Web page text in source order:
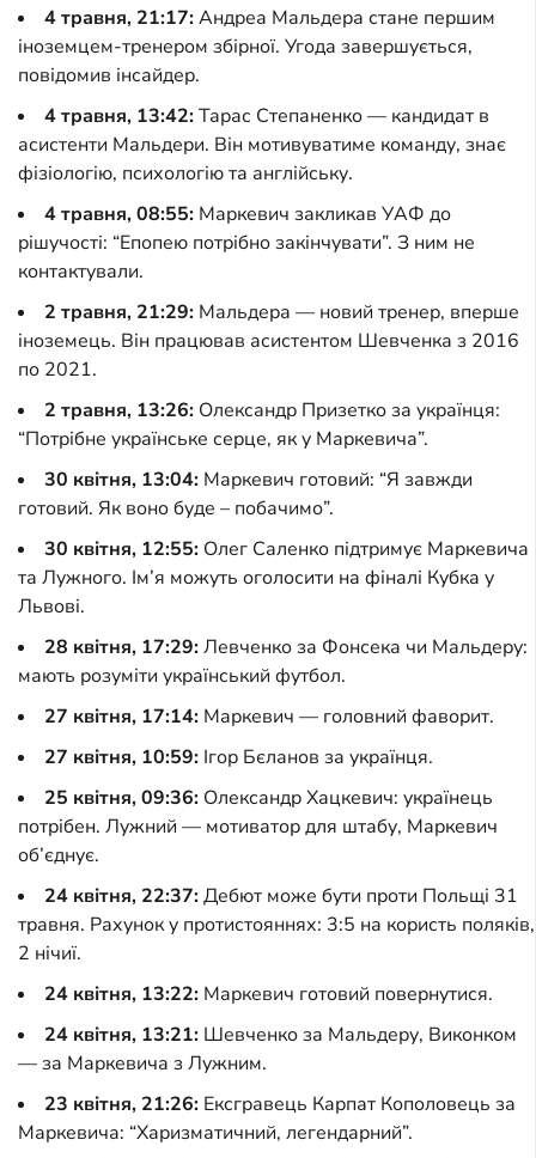
4 травня, 21:17:Андреа Мальдера стане першим
іноземцем-тренером збірної. Угода завершується,
повідомив інсайдер.
4 травня, 13:42:Тарас Степаненко — кандидат в
асистенти Мальдери. Він мотивуватиме команду, знає
фізіологію, психологію та англійську.
4 травня, 08:55: Маркевич закликав УАФ до
рішучості: “Епопею потрібно закінчувати”. З ним не
контактували.
2 травня, 21:29: Мальдера — новий тренер, вперше
іноземець. Він працював асистентом Шевченка з 2016
по 2021.
2 травня, 13:26: Олександр Призетко за українця:
“Потрібне українське серце, як у Маркевича”.
30 квітня, 13:04: Маркевич готовий: “Я завжди
готовий. Як воно буде – побачимо”.
30 квітня, 12:55: Олег Саленко підтримує Маркевича
та Лужного. Ім’я можуть оголосити на фіналі Кубка у
Львові.
28 квітня, 17:29:Левченко за Фонсека чи Мальдеру:
мають розуміти український футбол.
27 квітня, 17:14: Маркевич — головний фаворит.
27 квітня, 10:59: Ігор Бєланов за українця.
25 квітня, 09:36: Олександр Хацкевич: українець
потрібен. Лужний — мотиватор для штабу, Маркевич
об’єднує.
24 квітня, 22:37:Дебют може бути проти Польщі 31
травня. Рахунок у протистояннях: 3:5 на користь поляків,
2 нічиї.
24 квітня, 13:22: Маркевич готовий повернутися.
24 квітня, 13:21: Шевченко за Мальдеру, Виконком
— за Маркевича з Лужним.
23 квітня, 21:26: Ексгравець Карпат Кополовець за
Маркевича: “Харизматичний, легендарний”.